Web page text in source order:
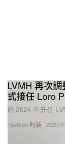
Fashion 時裝
LVMH 再次
式接任 Loro
於 2024 年升任
2025